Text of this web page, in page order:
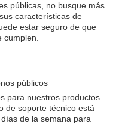
públicas, no busque más
características de
estar seguro de que
públicos
para nuestros productos
de soporte técnico está
de la semana para